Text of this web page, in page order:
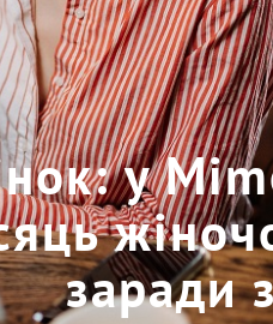
у
заради